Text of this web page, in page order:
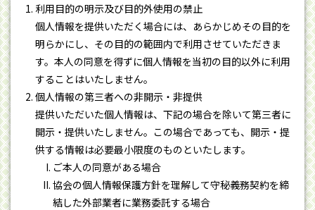
利用目的の明示及び目的外使用の禁止
個人情報を提供いただく場合には、あらかじめその目的を
明らかにし、その目的の範囲内で利用させていただきま
す。本人の同意を得ずに個人情報を当初の目的以外に利用
することはいたしません。
個人情報の第三者への非開示・非提供
提供いただいた個人情報は、下記の場合を除いて第三者に
開示・提供いたしません。この場合であっても、開示・提
供する情報は必要最小限度のものといたします。
ご本人の同意がある場合
協会の個人情報保護方針を理解して守秘義務契約を締
結した外部業者に業務委託する場合